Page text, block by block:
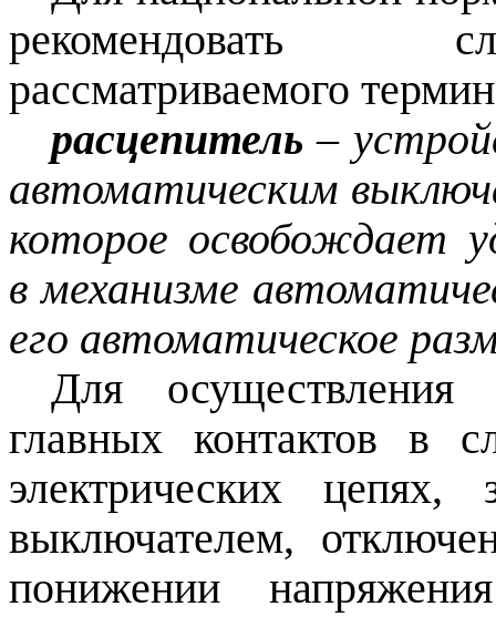
рекомендовать
рассматриваемого
расцепитель –
автоматическим
которое освобождает
в механизме
его автоматическое
Для осуществления
главных контактов в
электрических цепях,
выключателем,
понижении